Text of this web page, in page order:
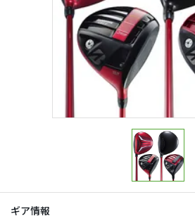
ギア情報